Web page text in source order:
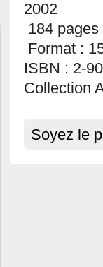
2002
184 pages
Format :
ISBN : 2-
Collection
Soyez le